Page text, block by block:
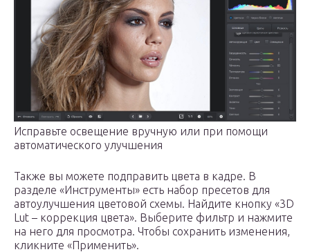
Исправьте освещение вручную или при помощи
автоматического улучшения
Также вы можете подправить цвета в кадре. В
разделе «Инструменты» есть набор пресетов для
автоулучшения цветовой схемы. Найдите кнопку «3D
Lut – коррекция цвета». Выберите фильтр и нажмите
на него для просмотра. Чтобы сохранить изменения,
кликните «Применить».